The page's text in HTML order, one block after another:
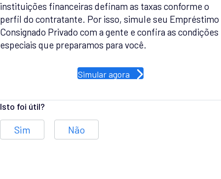
instituições financeiras definam as taxas conforme o
perfil do contratante. Por isso, simule seu Empréstimo
Consignado Privado com a gente e confira as condições
especiais que preparamos para você.
Simular agora
Isto foi útil?
Sim Não